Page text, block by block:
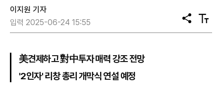
이지원 기자
입력 2025-06-24 15:55
공
유
텍
스
美견제하고 對中투자 매력 강조 전망
'2인자' 리창 총리 개막식 연설 예정